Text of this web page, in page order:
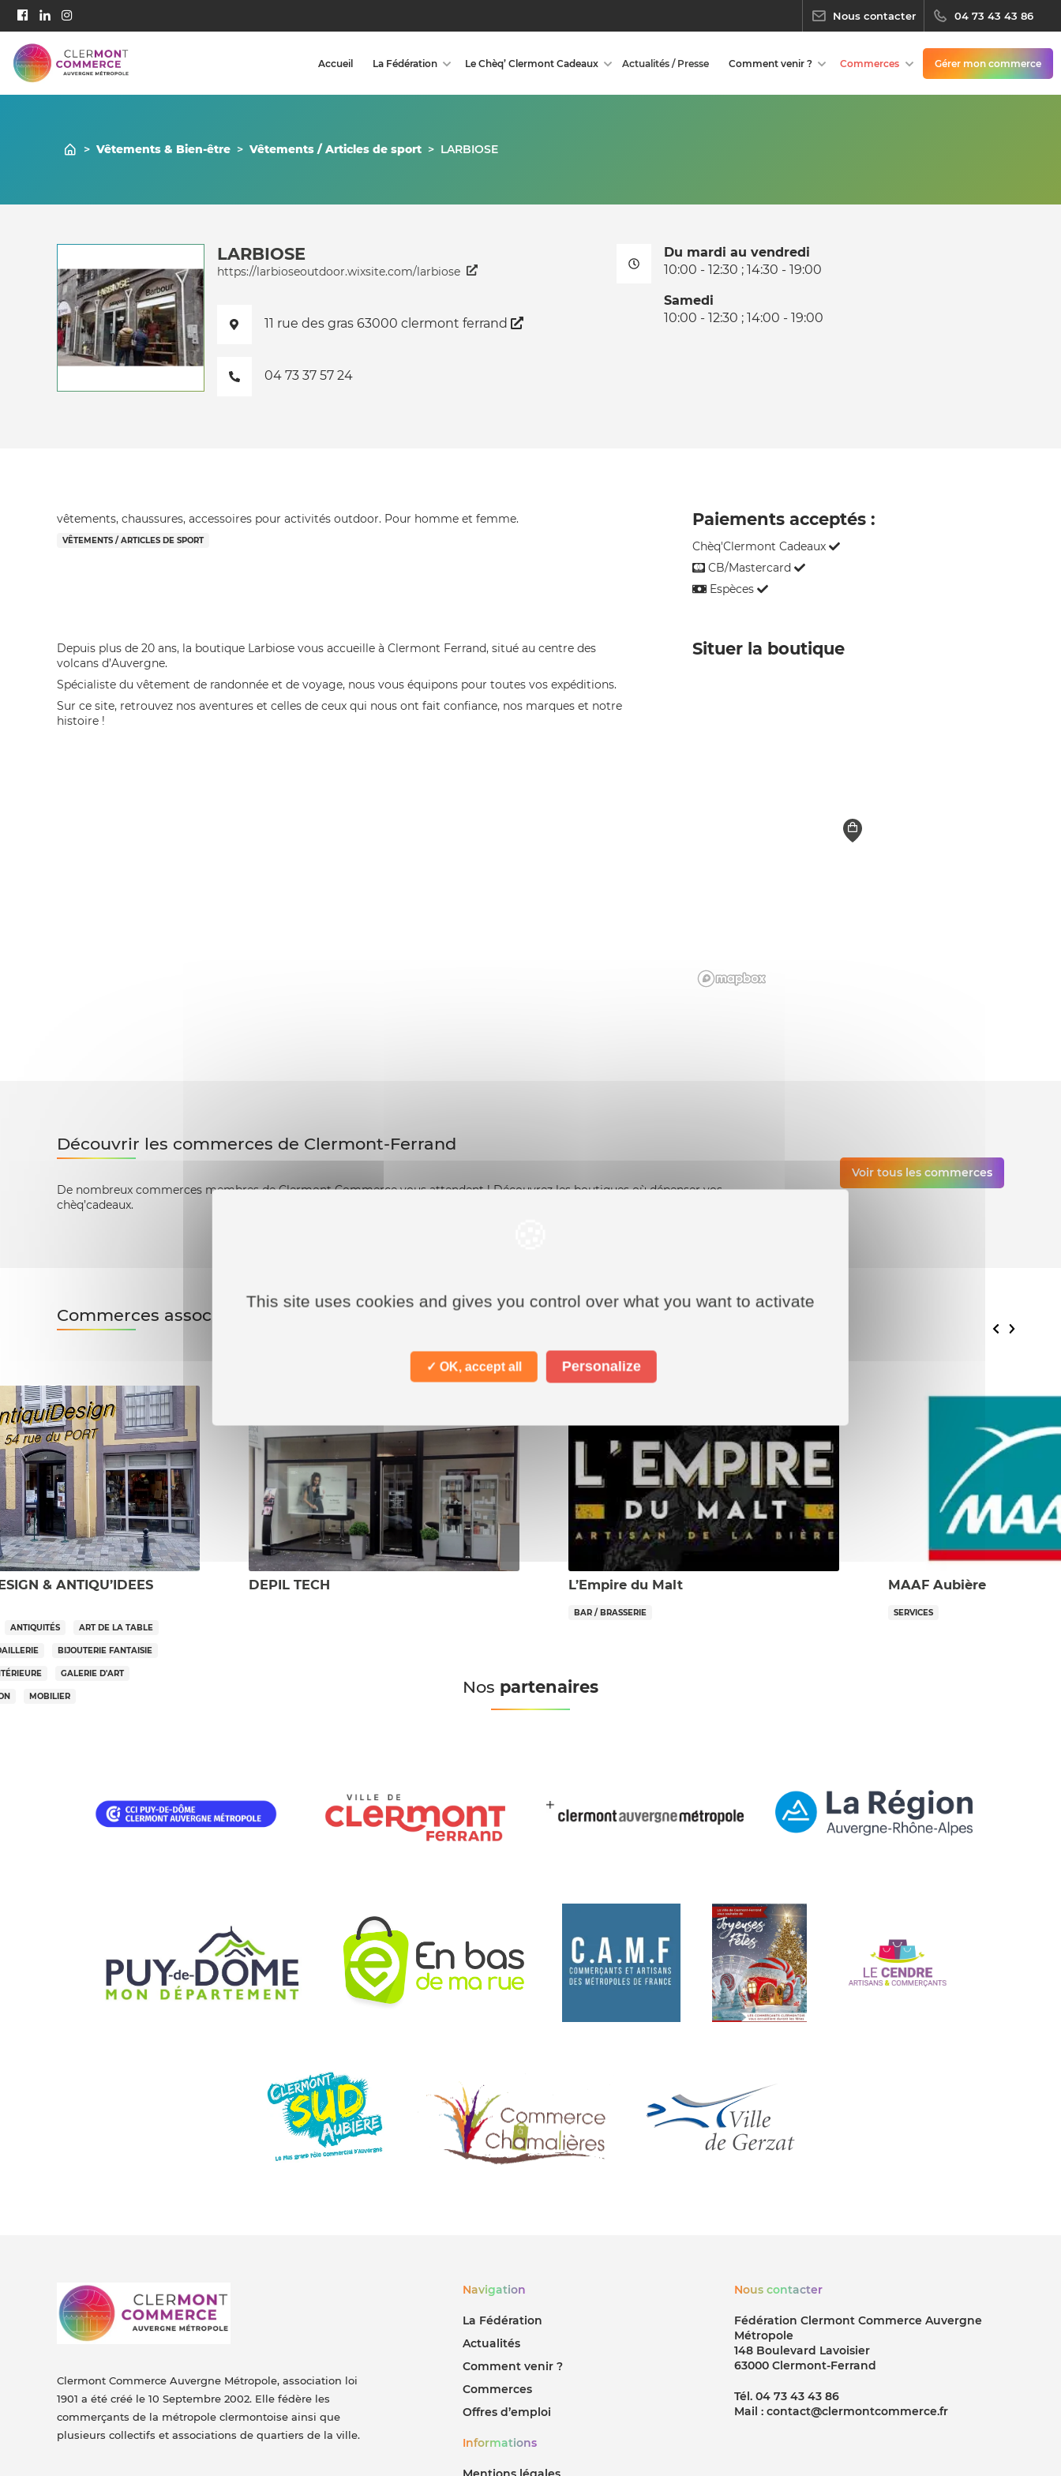
This site uses cookies and gives you control over what you want to activate
✓ OK, accept all Personalize
Nous contacter 04 73 43 43 86
Accueil La Fédération Le Chèq’ Clermont Cadeaux Actualités / Presse Comment venir ? Commerces Gérer mon commerce
> Vêtements & Bien-être > Vêtements / Articles de sport > LARBIOSE
LARBIOSE
https://larbioseoutdoor.wixsite.com/larbiose
11 rue des gras 63000 clermont ferrand
04 73 37 57 24
Du mardi au vendredi
10:00 - 12:30 ; 14:30 - 19:00
Samedi
10:00 - 12:30 ; 14:00 - 19:00
vêtements, chaussures, accessoires pour activités outdoor. Pour homme et femme.
VÊTEMENTS / ARTICLES DE SPORT
Paiements acceptés :
Chèq'Clermont Cadeaux
CB/Mastercard
Espèces
Depuis plus de 20 ans, la boutique Larbiose vous accueille à Clermont Ferrand, situé au centre des
volcans d’Auvergne.
Spécialiste du vêtement de randonnée et de voyage, nous vous équipons pour toutes vos expéditions.
Sur ce site, retrouvez nos aventures et celles de ceux qui nous ont fait confiance, nos marques et notre
histoire !
Situer la boutique
Découvrir les commerces de Clermont-Ferrand
De nombreux commerces membres de Clermont Commerce vous attendent ! Découvrez les boutiques où dépenser vos
chèq’cadeaux.
Voir tous les commerces
Commerces associés
& ANTIQU’IDEES
ANTIQUITÉS ART DE LA TABLE
BIJOUTERIE FANTAISIE
GALERIE D'ART
MOBILIER
DEPIL TECH L’Empire du Malt
BAR / BRASSERIE
MAAF Aubière
SERVICES
Nos partenaires
Clermont Commerce Auvergne Métropole, association loi
1901 a été créé le 10 Septembre 2002. Elle fédère les
commerçants de la métropole clermontoise ainsi que
plusieurs collectifs et associations de quartiers de la ville.
Navigation
La Fédération
Actualités
Comment venir ?
Commerces
Offres d’emploi
Informations
Nous contacter
Fédération Clermont Commerce Auvergne
Métropole
148 Boulevard Lavoisier
63000 Clermont-Ferrand
Tél. 04 73 43 43 86
Mail : contact@clermontcommerce.fr